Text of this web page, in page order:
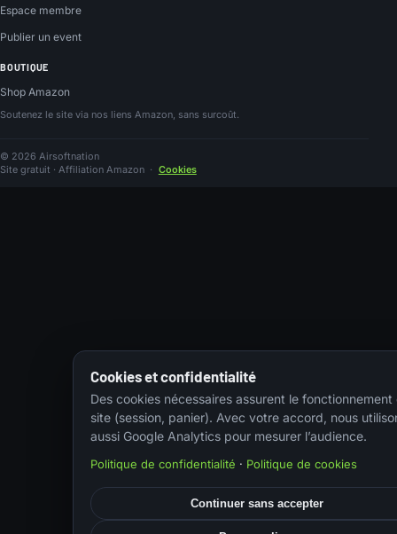
Espace membre
Publier un event
BOUTIQUE
Shop Amazon
Soutenez le site via nos liens Amazon, sans surcoût.
© 2026 Airsoftnation
Site gratuit · Affiliation Amazon · Cookies
Cookies et confidentialité
Des cookies nécessaires assurent le fonctionnement
site (session, panier). Avec votre accord, nous
aussi Google Analytics pour mesurer l’audience.
Politique de confidentialité · Politique de cookies
Continuer sans accepter